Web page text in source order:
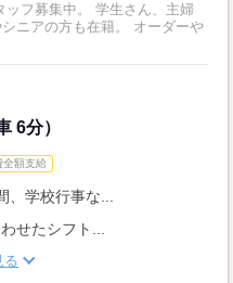
学生さん、主婦
方も在籍。 オーダーや
6分）
全額支給
学校行事な...
せたシフト...
る